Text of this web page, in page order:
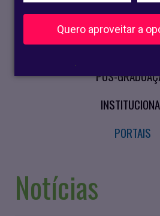
Quero aproveitar a
.
VESTIBULAR
CURSOS
PÓS-
PORTAIS
Notícias